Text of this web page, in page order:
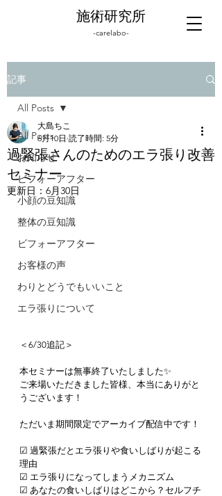
施術研究所
-carelabo-
記事
All Posts
お知らせ
ビフォーアフター
小顔の豆知識
整体の豆知識
ビフォーアフター
お客様の声
わりとどうでもいいこと
エラ張りについて
All Posts
過緊張さんのためのエラ張り改善
セミナー
大島ちこ
6月10日 読了時間: 5分
更新日： 6月30日
＜6/30追記＞
本セミナーは無事終了いたしました✨
ご来場いただきました皆様、本当にありがと
うございます！
ただいま期間限定でアーカイブ配信中です！
☑︎ 過緊張だとエラ張りや食いしばりが起こる
理由
︎︎︎︎☑︎ エラ張りになってしまうメカニズム
︎︎︎︎☑︎ あなたの食いしばりはどこから？セルフチ